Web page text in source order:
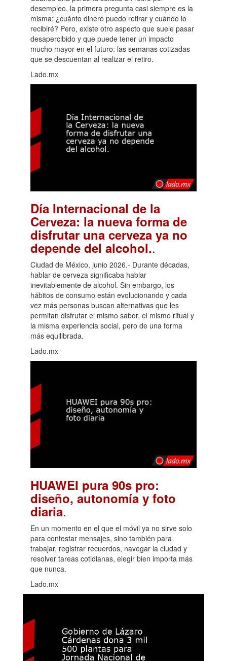
desempleo, la primera pregunta casi siempre es la
misma: ¿cuánto dinero puedo retirar y cuándo lo
recibiré? Pero, existe otro aspecto que suele pasar
desapercibido y que puede tener un impacto
mucho mayor en el futuro: las semanas cotizadas
que se descuentan al realizar el retiro.
Lado.mx
Día Internacional de la
Cerveza: la nueva forma de
disfrutar una cerveza ya no
depende del alcohol..
Ciudad de México, junio 2026.- Durante décadas,
hablar de cerveza significaba hablar
inevitablemente de alcohol. Sin embargo, los
hábitos de consumo están evolucionando y cada
vez más personas buscan alternativas que les
permitan disfrutar el mismo sabor, el mismo ritual y
la misma experiencia social, pero de una forma
más equilibrada.
Lado.mx
HUAWEI pura 90s pro:
diseño, autonomía y foto
diaria.
En un momento en el que el móvil ya no sirve solo
para contestar mensajes, sino también para
trabajar, registrar recuerdos, navegar la ciudad y
resolver tareas cotidianas, elegir bien importa más
que nunca.
Lado.mx